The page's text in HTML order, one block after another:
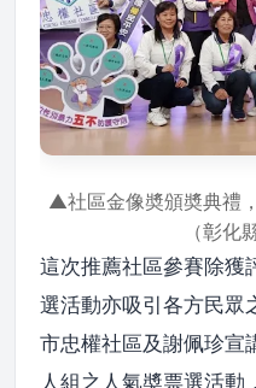
▲社區金像奬頒奬典禮
（彰化
這次推薦社區參賽除獲
選活動亦吸引各方民眾
市忠權社區及謝佩珍宣
人組之人氣奬票選活